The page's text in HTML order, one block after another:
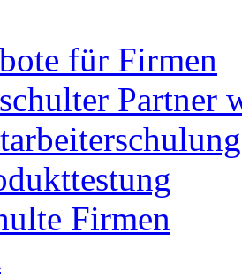
für Firmen
Partner
Firmen